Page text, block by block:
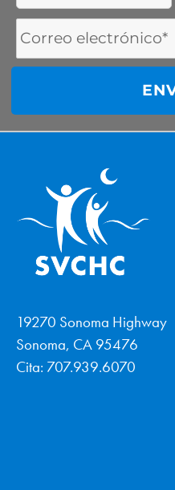
Email
Address
19270 Sonoma Highway
Sonoma, CA 95476
Cita: 707.939.6070